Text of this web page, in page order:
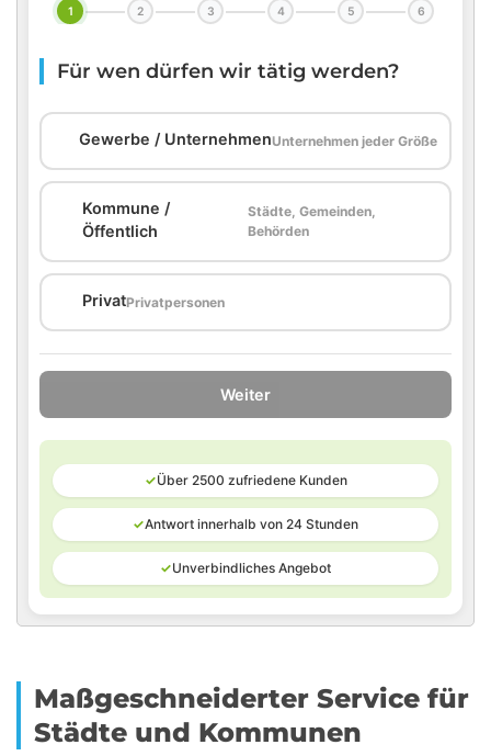
1 2 3 4 5 6
Für wen dürfen wir tätig werden?
Gewerbe / UnternehmenUnternehmen jeder Größe
Kommune /
Öffentlich
Städte, Gemeinden,
Behörden
PrivatPrivatpersonen
Weiter
✓Über 2500 zufriedene Kunden
✓Antwort innerhalb von 24 Stunden
✓Unverbindliches Angebot
Maßgeschneiderter Service für
Städte und Kommunen